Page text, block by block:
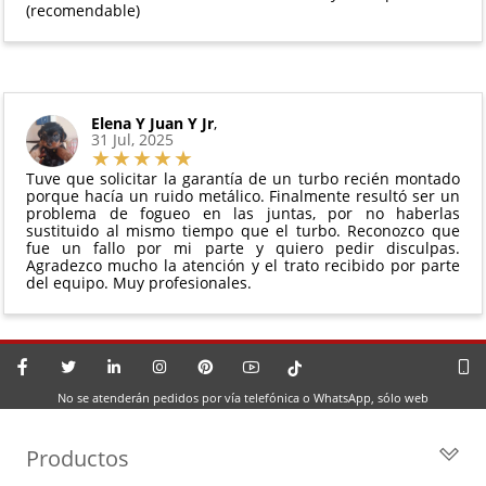
(recomendable)
Elena Y Juan Y Jr,
31 Jul, 2025
Tuve que solicitar la garantía de un turbo recién montado
porque hacía un ruido metálico. Finalmente resultó ser un
problema de fogueo en las juntas, por no haberlas
sustituido al mismo tiempo que el turbo. Reconozco que
fue un fallo por mi parte y quiero pedir disculpas.
Agradezco mucho la atención y el trato recibido por parte
del equipo. Muy profesionales.
No se atenderán pedidos por vía telefónica o WhatsApp, sólo web
Productos